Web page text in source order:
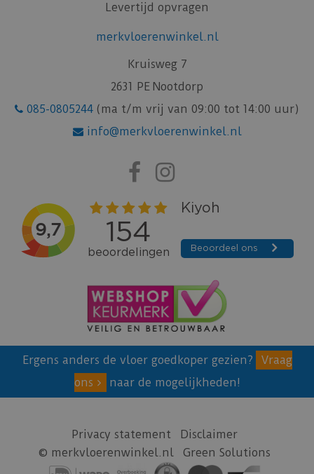
Levertijd opvragen
merkvloerenwinkel.nl
Kruisweg 7
2631 PE Nootdorp
085-0805244 (ma t/m vrij van 09:00 tot 14:00 uur)
info@merkvloerenwinkel.nl
Ergens anders de vloer goedkoper gezien?
Vraag
ons
naar de mogelijkheden!
Privacy statement
Disclaimer
© merkvloerenwinkel.nl
Green Solutions